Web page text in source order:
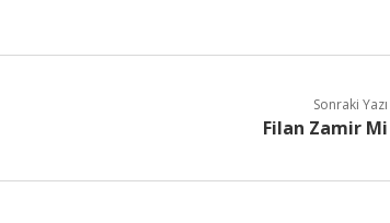
Sonraki Yazı
Filan Zamir Mi